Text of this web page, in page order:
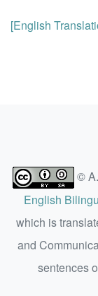
[English
©
English
which is
and
sentences